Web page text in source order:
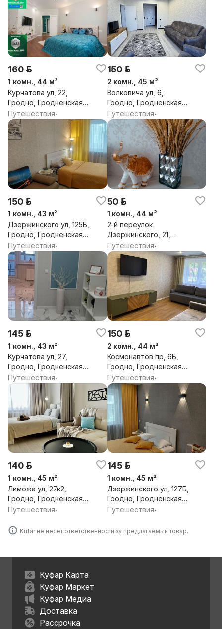
160 р.
1 комн., 44 м²
Курчатова ул, 22,
Гродно, Гродненская
обл.
Путешествия•
150 р.
2 комн., 45 м²
Волковича ул, 6,
Гродно, Гродненская
обл.
Путешествия•
150 р.
1 комн., 43 м²
Дзержинского ул, 125Б,
Гродно, Гродненская
обл.
Путешествия•
50 р.
1 комн., 44 м²
2-й переулок
Дзержинского, 21,
Гродно, Гродненская
обл.
Путешествия•
145 р.
1 комн., 43 м²
Курчатова ул, 27,
Гродно, Гродненская
обл.
Путешествия•
150 р.
2 комн., 44 м²
Космонавтов пр, 6Б,
Гродно, Гродненская
обл.
Путешествия•
140 р.
1 комн., 45 м²
Лиможа ул, 27к2,
Гродно, Гродненская
обл.
Путешествия•
145 р.
1 комн., 45 м²
Дзержинского ул, 127Б,
Гродно, Гродненская
обл.
Путешествия•
Kufar не несет ответственности за предлагаемый товар.
Куфар Карта
Куфар Маркет
Куфар Медиа
Доставка
Рассрочка